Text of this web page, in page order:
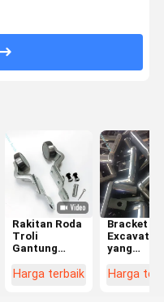
Rakitan Roda
Troli
Gantung
dengan Kit
Harga terbaik
Bracket
Excavator
yang
dan Kursi
Harga